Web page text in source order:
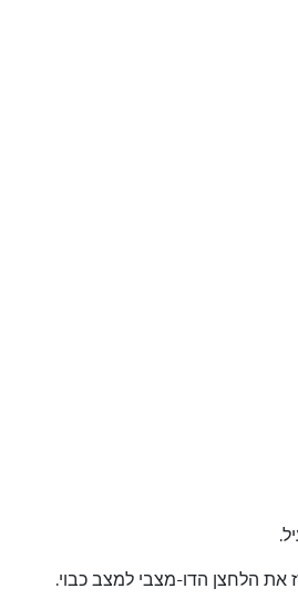
את הלחצן הדו-מצבי למצב כבוי.